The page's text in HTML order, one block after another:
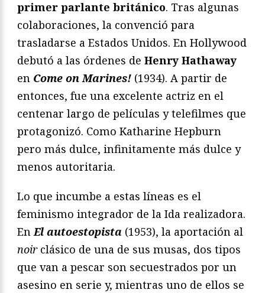
primer parlante británico. Tras algunas
colaboraciones, la convenció para
trasladarse a Estados Unidos. En Hollywood
debutó a las órdenes de Henry Hathaway
en Come on Marines! (1934). A partir de
entonces, fue una excelente actriz en el
centenar largo de películas y telefilmes que
protagonizó. Como Katharine Hepburn
pero más dulce, infinitamente más dulce y
menos autoritaria.
Lo que incumbe a estas líneas es el
feminismo integrador de la Ida realizadora.
EnEl autoestopista (1953), la aportación al
noir clásico de una de sus musas, dos tipos
que van a pescar son secuestrados por un
asesino en serie y, mientras uno de ellos se